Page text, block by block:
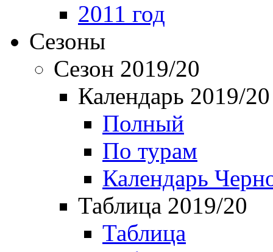
2011 год
Сезоны
Сезон 2019/20
Календарь 2019/20
Полный
По турам
Календарь
Таблица 2019/20
Таблица